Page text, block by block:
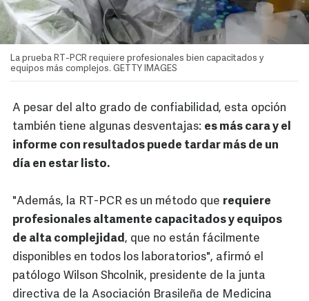
La prueba RT-PCR requiere profesionales bien capacitados y
equipos más complejos. GETTY IMAGES
A pesar del alto grado de confiabilidad, esta opción
también tiene algunas desventajas: es más cara y el
informe con resultados puede tardar más de un
día en estar listo.
"Además, la RT-PCR es un método que requiere
profesionales altamente capacitados y equipos
de alta complejidad, que no están fácilmente
disponibles en todos los laboratorios", afirmó el
patólogo Wilson Shcolnik, presidente de la junta
directiva de la Asociación Brasileña de Medicina